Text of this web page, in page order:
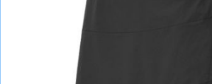
БІГ, ФІТНЕС, М'ЯЧІ
ВЕЛОСИПЕДИ
САМОКАТИ